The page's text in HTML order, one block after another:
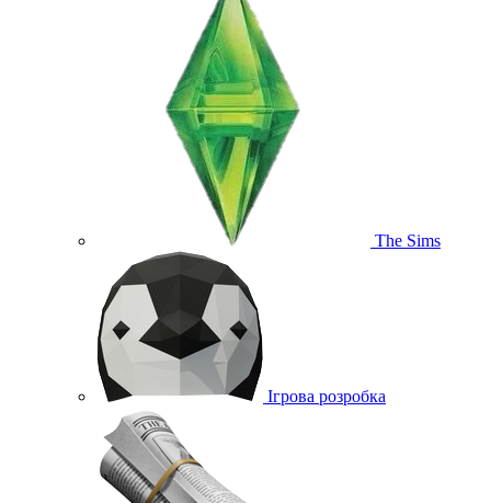
The Sims
Ігрова розробка